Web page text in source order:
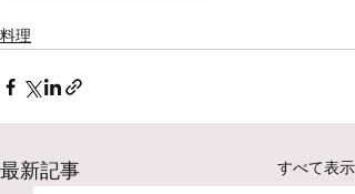
料理
最新記事 すべて表示